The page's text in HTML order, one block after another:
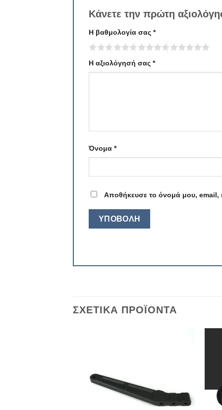
Κάνετε την πρώτη
Η βαθμολογία σας *
Η αξιολόγησή σας *
Όνομα *
Αποθήκευσε το όνομά μου, email,
ΣΧΕΤΙΚΆ ΠΡΟΪΌΝΤΑ